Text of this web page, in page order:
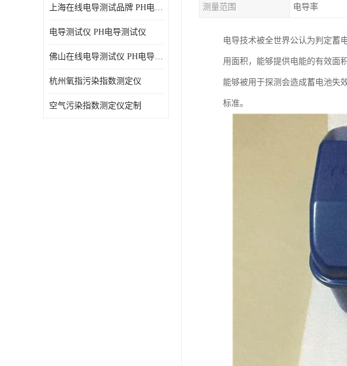
上海在线电导测试品牌 PH电导测试仪
电导测试仪 PH电导测试仪
佛山在线电导测试仪 PH电导测试仪
杭州氧指污染指数测定仪
空气污染指数测定仪定制
测量范围 电导率
电导技术被全世界公认为判定蓄
用面积，能够提供电能的有效面
能够被用于探测会造成蓄电池失
标准。